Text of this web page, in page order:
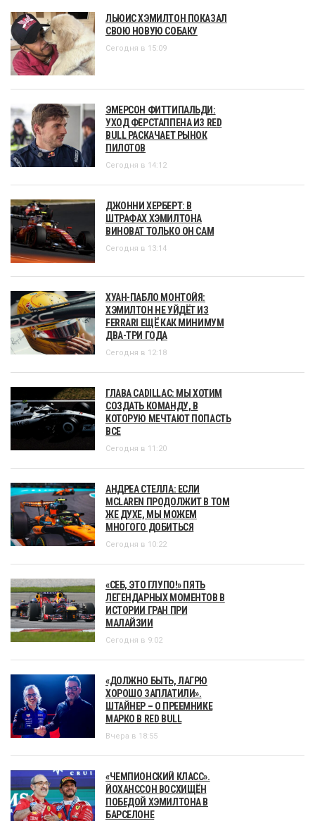
ЛЬЮИС ХЭМИЛТОН ПОКАЗАЛ
СВОЮ НОВУЮ СОБАКУ
Сегодня в 15:09
ЭМЕРСОН ФИТТИПАЛЬДИ:
УХОД ФЕРСТАППЕНА ИЗ RED
BULL РАСКАЧАЕТ РЫНОК
ПИЛОТОВ
Сегодня в 14:12
ДЖОННИ ХЕРБЕРТ: В
ШТРАФАХ ХЭМИЛТОНА
ВИНОВАТ ТОЛЬКО ОН САМ
Сегодня в 13:14
ХУАН-ПАБЛО МОНТОЙЯ:
ХЭМИЛТОН НЕ УЙДЁТ ИЗ
FERRARI ЕЩЁ КАК МИНИМУМ
ДВА-ТРИ ГОДА
Сегодня в 12:18
ГЛАВА CADILLAC: МЫ ХОТИМ
СОЗДАТЬ КОМАНДУ, В
КОТОРУЮ МЕЧТАЮТ ПОПАСТЬ
ВСЕ
Сегодня в 11:20
АНДРЕА СТЕЛЛА: ЕСЛИ
MCLAREN ПРОДОЛЖИТ В ТОМ
ЖЕ ДУХЕ, МЫ МОЖЕМ
МНОГОГО ДОБИТЬСЯ
Сегодня в 10:22
«СЕБ, ЭТО ГЛУПО!» ПЯТЬ
ЛЕГЕНДАРНЫХ МОМЕНТОВ В
ИСТОРИИ ГРАН ПРИ
МАЛАЙЗИИ
Сегодня в 9:02
«ДОЛЖНО БЫТЬ, ЛАГРЮ
ХОРОШО ЗАПЛАТИЛИ».
ШТАЙНЕР – О ПРЕЕМНИКЕ
МАРКО В RED BULL
Вчера в 18:55
«ЧЕМПИОНСКИЙ КЛАСС».
ЙОХАНССОН ВОСХИЩЁН
ПОБЕДОЙ ХЭМИЛТОНА В
БАРСЕЛОНЕ